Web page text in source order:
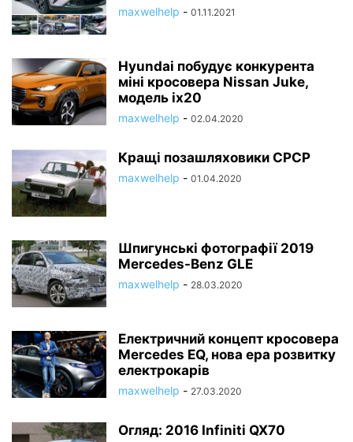
maxwelhelp - 01.11.2021
Hyundai побудує конкурента
міні кросовера Nissan Juke,
модель ix20
maxwelhelp - 02.04.2020
Кращі позашляховики СРСР
maxwelhelp - 01.04.2020
Шпигунські фотографії 2019
Mercedes-Benz GLE
maxwelhelp - 28.03.2020
Електричний концепт кросовера
Mercedes EQ, нова ера розвитку
електрокарів
maxwelhelp - 27.03.2020
Огляд: 2016 Infiniti QX70